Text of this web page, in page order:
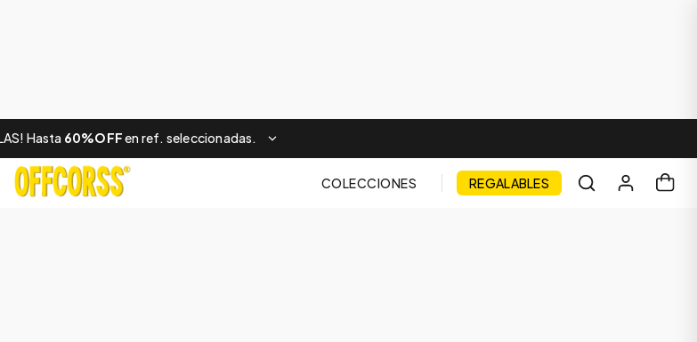
Hasta 60%OFFen ref. seleccionadas.
COLECCIONES REGALABLES